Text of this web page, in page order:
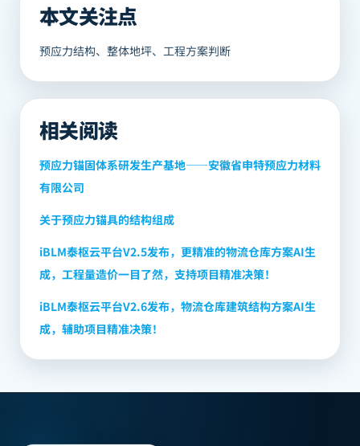
本文关注点
预应力结构、整体地坪、工程方案判断
相关阅读
预应力锚固体系研发生产基地——安徽省申特预应力材料
有限公司
关于预应力锚具的结构组成
iBLM泰枢云平台V2.5发布，更精准的物流仓库方案AI生
成，工程量造价一目了然，支持项目精准决策！
iBLM泰枢云平台V2.6发布，物流仓库建筑结构方案AI生
成，辅助项目精准决策！